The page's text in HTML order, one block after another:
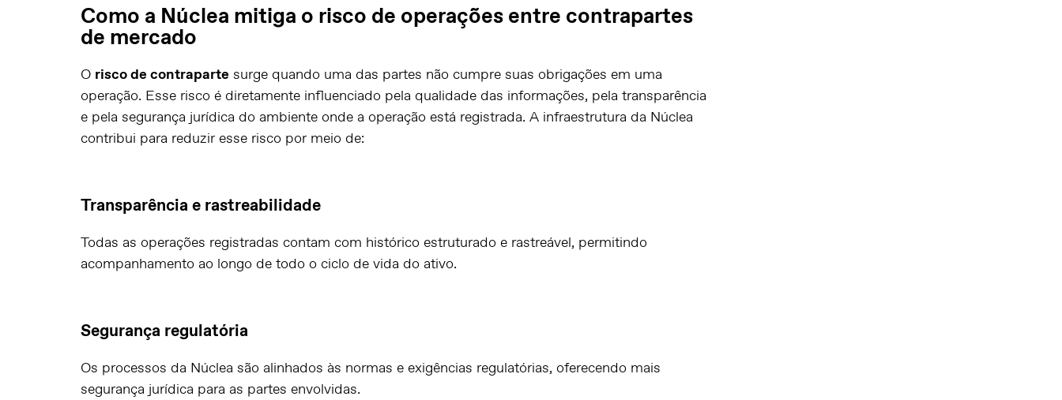
Como a Núclea mitiga o risco de operações entre contrapartes
de mercado
O risco de contraparte surge quando uma das partes não cumpre suas obrigações em uma
operação. Esse risco é diretamente influenciado pela qualidade das informações, pela transparência
e pela segurança jurídica do ambiente onde a operação está registrada. A infraestrutura da Núclea
contribui para reduzir esse risco por meio de:
Transparência e rastreabilidade
Todas as operações registradas contam com histórico estruturado e rastreável, permitindo
acompanhamento ao longo de todo o ciclo de vida do ativo.
Segurança regulatória
Os processos da Núclea são alinhados às normas e exigências regulatórias, oferecendo mais
segurança jurídica para as partes envolvidas.